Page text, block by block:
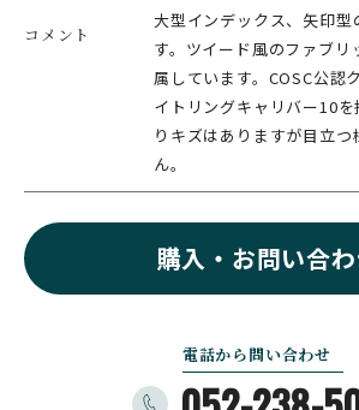
コメント
大型インデックス、矢印型
す。ツイード風のファブリ
属しています。COSC公認
イトリングキャリバー10
りキズはありますが目立
ん。
購入・お問い合
電話から問い合わせ